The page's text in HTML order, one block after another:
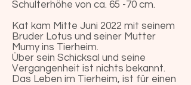
Schulterhöhe von ca. 65 -70 cm.
Kat kam Mitte Juni 2022 mit seinem
Bruder Lotus und seiner Mutter
Mumy ins Tierheim.
Über sein Schicksal und seine
Vergangenheit ist nichts bekannt.
Das Leben im Tierheim, ist für einen